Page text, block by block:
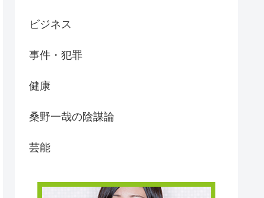
ビジネス
事件・犯罪
健康
桑野一哉の陰謀論
芸能